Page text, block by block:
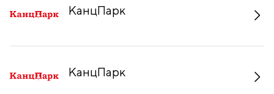
КанцПарк
КанцПарк